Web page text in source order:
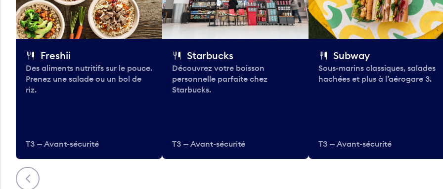
Précédent
Freshii
Des aliments nutritifs sur le pouce.
Prenez une salade ou un bol de
riz.
T3 — Avant-sécurité
Starbucks
Découvrez votre boisson
personnelle parfaite chez
Starbucks.
T3 — Avant-sécurité
Subway
Sous-marins classiques, salades
hachées et plus à l’aérogare 3.
T3 — Avant-sécurité